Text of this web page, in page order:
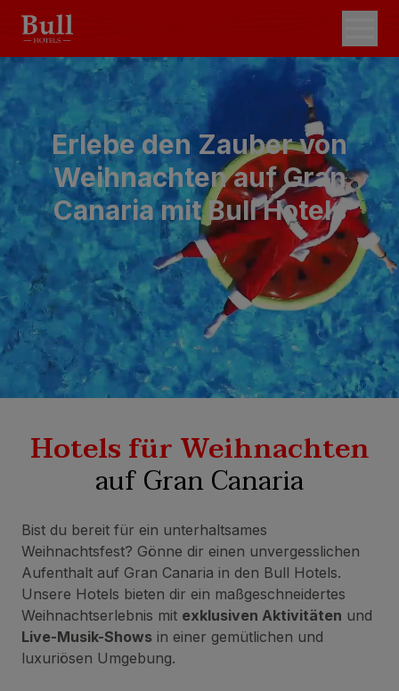
Erlebe den Zauber von
Weihnachten auf Gran
Canaria mit Bull Hotels
Hotels für Weihnachten
auf Gran Canaria
Bist du bereit für ein unterhaltsames
Weihnachtsfest? Gönne dir einen unvergesslichen
Aufenthalt auf Gran Canaria in den Bull Hotels.
Unsere Hotels bieten dir ein maßgeschneidertes
Weihnachtserlebnis mit exklusiven Aktivitäten und
Live-Musik-Shows in einer gemütlichen und
luxuriösen Umgebung.